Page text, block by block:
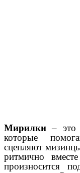
Мирилки – это
которые
сцепляют
ритмично
произносится